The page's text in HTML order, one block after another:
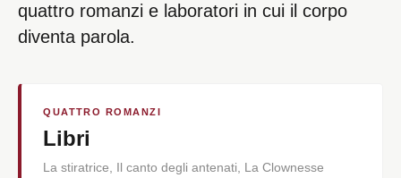
quattro romanzi e laboratori in cui il corpo
diventa parola.
QUATTRO ROMANZI
Libri
La stiratrice, Il canto degli antenati, La Clownesse